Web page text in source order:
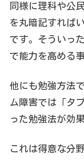
同様に理科や公
を丸暗記すれば
です。そういっ
で能力を高める
他にも勉強方法
ム障害では「タ
った勉強法が効
これは得意な分